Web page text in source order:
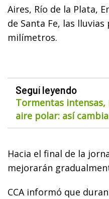
Aires, Río de la Plata,
de Santa Fe, las
milímetros.
Seguí leyendo
Tormentas intensas,
aire polar: así
Hacia el final de la
mejorarán
CCA informó que